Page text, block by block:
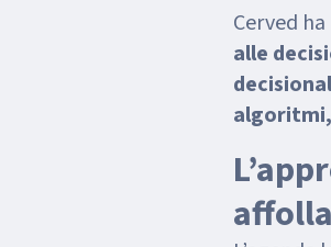
Cerved
alle